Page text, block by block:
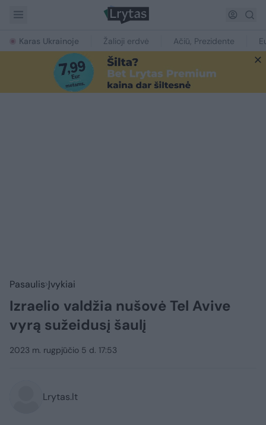
Karas Ukrainoje Žalioji erdvė Ačiū, Prezidente
Pasaulis Įvykiai
Izraelio valdžia nušovė Tel Avive
vyrą sužeidusį šaulį
2023 m. rugpjūčio 5 d. 17:53
Lrytas.lt